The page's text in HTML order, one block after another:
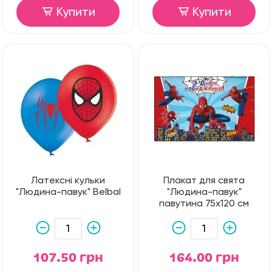
Купити Купити
Латексні кульки
"Людина-павук" Belbal
107.50 грн
Плакат для свята
"Людина-павук"
павутина 75х120 см
164.00 грн